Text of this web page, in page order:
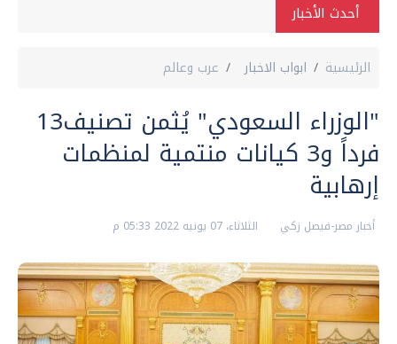
أحدث الأخبار
الرئيسية ابواب الاخبار عرب وعالم
"الوزراء السعودي" يُثمن تصنيف13
فرداً و3 كيانات منتمية لمنظمات
إرهابية
أخبار مصر-فيصل زكي الثلاثاء، 07 يونيه 2022 05:33 م